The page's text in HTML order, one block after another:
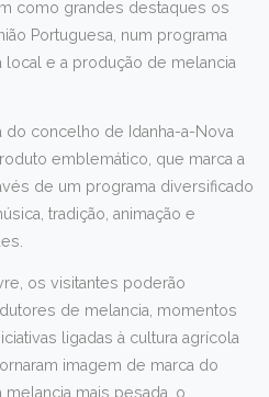
como grandes destaques os
Portuguesa, num programa
local e a produção de melancia
do concelho de Idanha-a-Nova
emblemático, que marca a
de um programa diversificado
tradição, animação e
os visitantes poderão
de melancia, momentos
ligadas à cultura agrícola
imagem de marca do
mais pesada, o